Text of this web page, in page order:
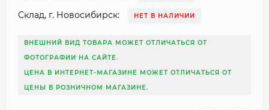
Склад, г. Новосибирск: НЕТ В НАЛИЧИИ
ВНЕШНИЙ ВИД ТОВАРА МОЖЕТ ОТЛИЧАТЬСЯ ОТ
ФОТОГРАФИИ НА САЙТЕ.
ЦЕНА В ИНТЕРНЕТ-МАГАЗИНЕ МОЖЕТ ОТЛИЧАТЬСЯ ОТ
ЦЕНЫ В РОЗНИЧНОМ МАГАЗИНЕ.